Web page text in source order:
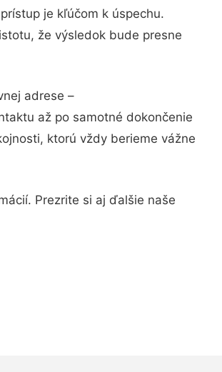
je kľúčom k úspechu.
že výsledok bude presne
adrese –
až po samotné dokončenie
ktorú vždy berieme vážne
Prezrite si aj ďalšie naše